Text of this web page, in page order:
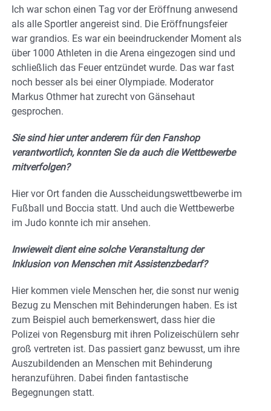
Ich war schon einen Tag vor der Eröffnung anwesend
als alle Sportler angereist sind. Die Eröffnungsfeier
war grandios. Es war ein beeindruckender Moment als
über 1000 Athleten in die Arena eingezogen sind und
schließlich das Feuer entzündet wurde. Das war fast
noch besser als bei einer Olympiade. Moderator
Markus Othmer hat zurecht von Gänsehaut
gesprochen.
Sie sind hier unter anderem für den Fanshop
verantwortlich, konnten Sie da auch die Wettbewerbe
mitverfolgen?
Hier vor Ort fanden die Ausscheidungswettbewerbe im
Fußball und Boccia statt. Und auch die Wettbewerbe
im Judo konnte ich mir ansehen.
Inwieweit dient eine solche Veranstaltung der
Inklusion von Menschen mit Assistenzbedarf?
Hier kommen viele Menschen her, die sonst nur wenig
Bezug zu Menschen mit Behinderungen haben. Es ist
zum Beispiel auch bemerkenswert, dass hier die
Polizei von Regensburg mit ihren Polizeischülern sehr
groß vertreten ist. Das passiert ganz bewusst, um ihre
Auszubildenden an Menschen mit Behinderung
heranzuführen. Dabei finden fantastische
Begegnungen statt.